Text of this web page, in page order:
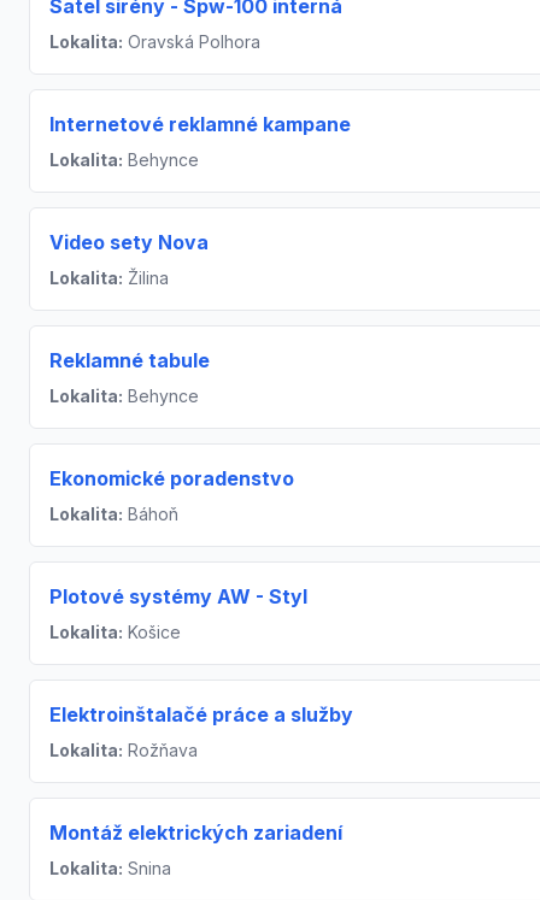
Satel sirény - Spw-100 interná
Lokalita: Oravská Polhora
Internetové reklamné kampane
Lokalita: Behynce
Video sety Nova
Lokalita: Žilina
Reklamné tabule
Lokalita: Behynce
Ekonomické poradenstvo
Lokalita: Báhoň
Plotové systémy AW - Styl
Lokalita: Košice
Elektroinštalačé práce a služby
Lokalita: Rožňava
Montáž elektrických zariadení
Lokalita: Snina